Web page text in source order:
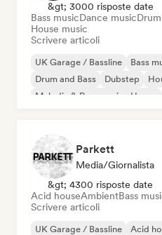
&gt; 3000 risposte date
Bass musicDance music
House music
Scrivere articoli
UK Garage / Bassline Bass
Drum and Bass
Dubstep
Melodic & Progressive House
Parkett
Media/Giornalista
&gt; 4300 risposte date
Acid houseAmbientBass
Scrivere articoli
UK Garage / Bassline Acid